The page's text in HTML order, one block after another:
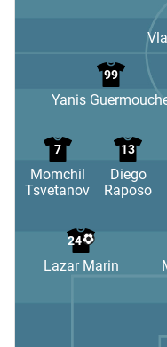
99
Yanis
7
Momchil
Tsvetanov
13
Diego
Raposo
24
Lazar Marin